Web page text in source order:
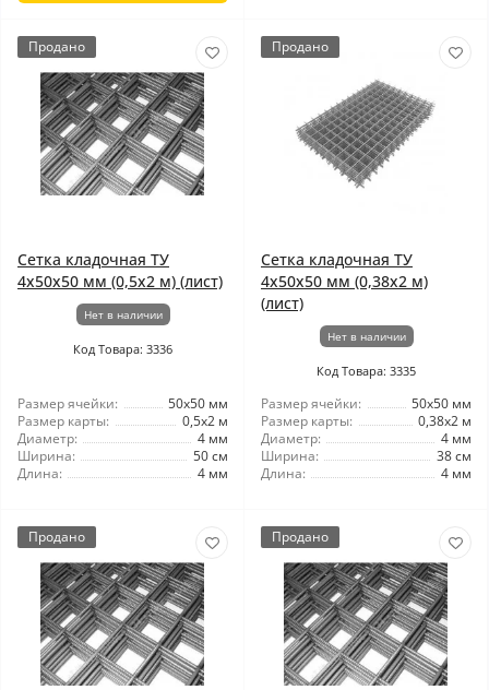
Продано
Сетка кладочная ТУ
4x50x50 мм (0,5x2 м) (лист)
Нет в наличии
Код Товара: 3336
Размер ячейки:
50x50 мм
Размер карты:
0,5x2 м
Диаметр:
4 мм
Ширина:
50 см
Длина:
4 мм
Продано
Сетка кладочная ТУ
4x50x50 мм (0,38x2 м)
(лист)
Нет в наличии
Код Товара: 3335
Размер ячейки:
50x50 мм
Размер карты:
0,38x2 м
Диаметр:
4 мм
Ширина:
38 см
Длина:
4 мм
Продано Продано